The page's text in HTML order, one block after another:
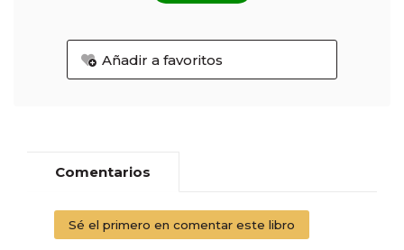
Añadir a favoritos
Comentarios
Sé el primero en comentar este libro